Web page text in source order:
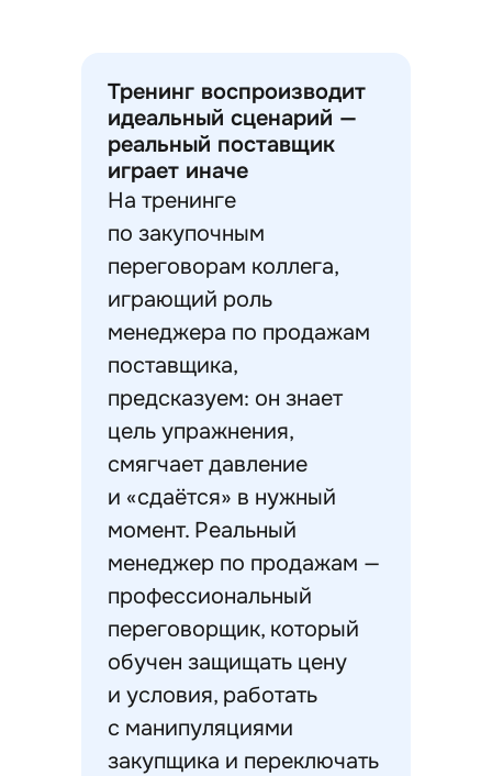
Тренинг воспроизводит
идеальный сценарий —
реальный поставщик
играет иначе
На тренинге
по закупочным
переговорам коллега,
играющий роль
менеджера по продажам
поставщика,
предсказуем: он знает
цель упражнения,
смягчает давление
и «сдаётся» в нужный
момент. Реальный
менеджер по продажам —
профессиональный
переговорщик, который
обучен защищать цену
и условия, работать
с манипуляциями
закупщика и переключать